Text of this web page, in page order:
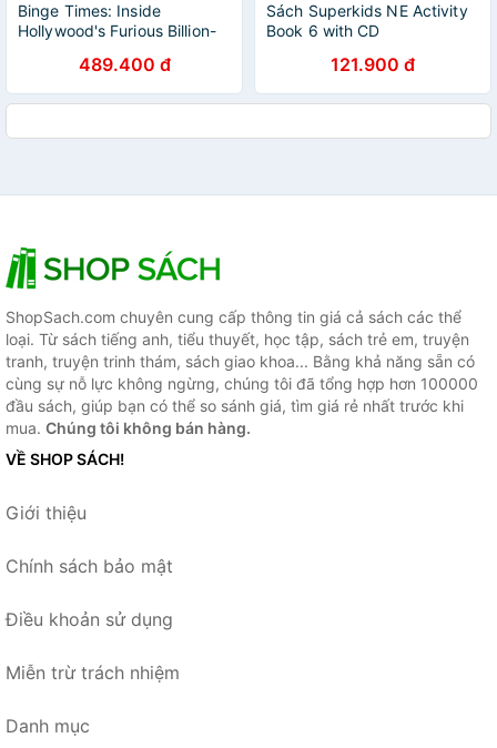
Binge Times: Inside
Hollywood's Furious Billion-
489.400 đ
Sách Superkids NE Activity
Book 6 with CD
121.900 đ
ShopSach.com chuyên cung cấp thông tin giá cả sách các thể
loại. Từ sách tiếng anh, tiểu thuyết, học tập, sách trẻ em, truyện
tranh, truyện trinh thám, sách giao khoa... Bằng khả năng sẵn có
cùng sự nỗ lực không ngừng, chúng tôi đã tổng hợp hơn 100000
đầu sách, giúp bạn có thể so sánh giá, tìm giá rẻ nhất trước khi
mua. Chúng tôi không bán hàng.
VỀ SHOP SÁCH!
Giới thiệu
Chính sách bảo mật
Điều khoản sử dụng
Miễn trừ trách nhiệm
Danh mục